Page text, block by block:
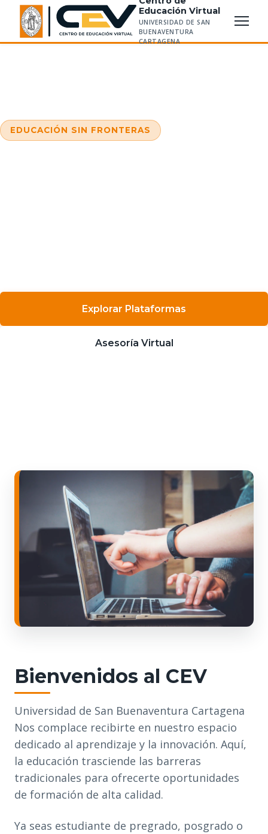
Educación Virtual
UNIVERSIDAD DE SAN
BUENAVENTURA
CARTAGENA
Contáctanos
EDUCACIÓN SIN FRONTERAS
Explorar Plataformas
Asesoría Virtual
Bienvenidos al CEV
Universidad de San Buenaventura Cartagena
Nos complace recibirte en nuestro espacio
dedicado al aprendizaje y la innovación. Aquí,
la educación trasciende las barreras
tradicionales para ofrecerte oportunidades
de formación de alta calidad.
Ya seas estudiante de pregrado, posgrado o